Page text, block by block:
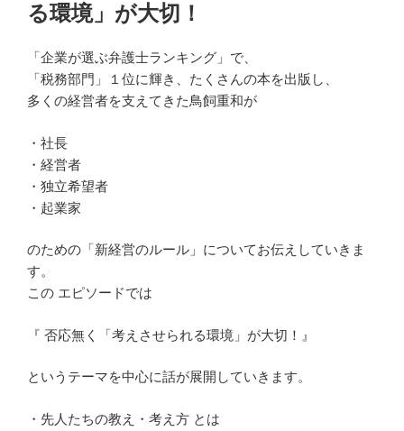
る環境」が大切！
「企業が選ぶ弁護士ランキング」で、
「税務部門」１位に輝き、たくさんの本を出版し、
多くの経営者を支えてきた鳥飼重和が
・社長
・経営者
・独立希望者
・起業家
のための「新経営のルール」についてお伝えしていきま
す。
この エピソードでは
『 否応無く「考えさせられる環境」が大切！』
というテーマを中心に話が展開していきます。
・先人たちの教え・考え方 とは